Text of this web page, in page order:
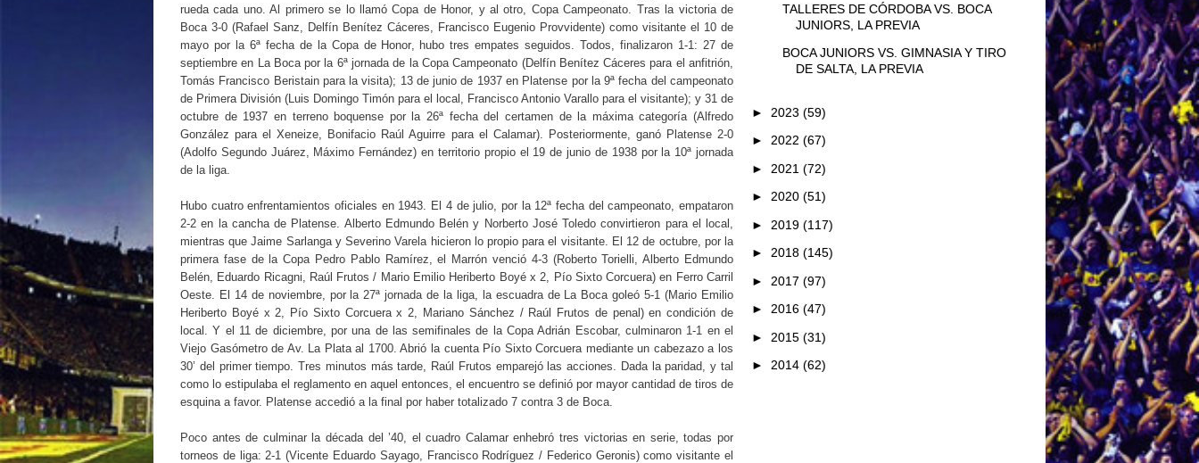
rueda cada uno. Al primero se lo llamó Copa de Honor, y al otro, Copa Campeonato. Tras la victoria de
Boca 3-0 (Rafael Sanz, Delfín Benítez Cáceres, Francisco Eugenio Provvidente) como visitante el 10 de
mayo por la 6ª fecha de la Copa de Honor, hubo tres empates seguidos. Todos, finalizaron 1-1: 27 de
septiembre en La Boca por la 6ª jornada de la Copa Campeonato (Delfín Benítez Cáceres para el anfitrión,
Tomás Francisco Beristain para la visita); 13 de junio de 1937 en Platense por la 9ª fecha del campeonato
de Primera División (Luis Domingo Timón para el local, Francisco Antonio Varallo para el visitante); y 31 de
octubre de 1937 en terreno boquense por la 26ª fecha del certamen de la máxima categoría (Alfredo
González para el Xeneize, Bonifacio Raúl Aguirre para el Calamar). Posteriormente, ganó Platense 2-0
(Adolfo Segundo Juárez, Máximo Fernández) en territorio propio el 19 de junio de 1938 por la 10ª jornada
de la liga.
Hubo cuatro enfrentamientos oficiales en 1943. El 4 de julio, por la 12ª fecha del campeonato, empataron
2-2 en la cancha de Platense. Alberto Edmundo Belén y Norberto José Toledo convirtieron para el local,
mientras que Jaime Sarlanga y Severino Varela hicieron lo propio para el visitante. El 12 de octubre, por la
primera fase de la Copa Pedro Pablo Ramírez, el Marrón venció 4-3 (Roberto Torielli, Alberto Edmundo
Belén, Eduardo Ricagni, Raúl Frutos / Mario Emilio Heriberto Boyé x 2, Pío Sixto Corcuera) en Ferro Carril
Oeste. El 14 de noviembre, por la 27ª jornada de la liga, la escuadra de La Boca goleó 5-1 (Mario Emilio
Heriberto Boyé x 2, Pío Sixto Corcuera x 2, Mariano Sánchez / Raúl Frutos de penal) en condición de
local. Y el 11 de diciembre, por una de las semifinales de la Copa Adrián Escobar, culminaron 1-1 en el
Viejo Gasómetro de Av. La Plata al 1700. Abrió la cuenta Pío Sixto Corcuera mediante un cabezazo a los
30’ del primer tiempo. Tres minutos más tarde, Raúl Frutos emparejó las acciones. Dada la paridad, y tal
como lo estipulaba el reglamento en aquel entonces, el encuentro se definió por mayor cantidad de tiros de
esquina a favor. Platense accedió a la final por haber totalizado 7 contra 3 de Boca.
Poco antes de culminar la década del ’40, el cuadro Calamar enhebró tres victorias en serie, todas por
torneos de liga: 2-1 (Vicente Eduardo Sayago, Francisco Rodríguez / Federico Geronis) como visitante el
TALLERES DE CÓRDOBA VS. BOCA
JUNIORS, LA PREVIA
BOCA JUNIORS VS. GIMNASIA Y TIRO
DE SALTA, LA PREVIA
► 2023 (59)
► 2022 (67)
► 2021 (72)
► 2020 (51)
► 2019 (117)
► 2018 (145)
► 2017 (97)
► 2016 (47)
► 2015 (31)
► 2014 (62)